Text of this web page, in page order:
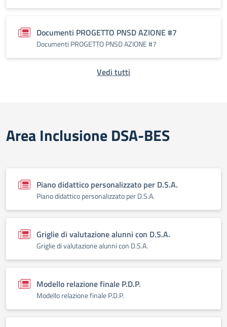
Documenti PROGETTO PNSD AZIONE #7
Documenti PROGETTO PNSD AZIONE #7
Vedi tutti
Area Inclusione DSA-BES
Piano didattico personalizzato per D.S.A.
Piano didattico personalizzato per D.S.A.
Griglie di valutazione alunni con D.S.A.
Griglie di valutazione alunni con D.S.A.
Modello relazione finale P.D.P.
Modello relazione finale P.D.P.